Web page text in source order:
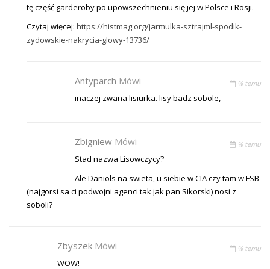
tę część garderoby po upowszechnieniu się jej w Polsce i Rosji.
Czytaj więcej:https://histmag.org/jarmulka-sztrajml-spodik-
zydowskie-nakrycia-glowy-13736/
Antyparch Mówi % temu
inaczej zwana lisiurka. lisy badz sobole,
Zbigniew Mówi % temu
Stad nazwa Lisowczycy?
Ale Daniols na swieta, u siebie w CIA czy tam w FSB
(najgorsi sa ci podwojni agenci tak jak pan Sikorski) nosi z
soboli?
Zbyszek Mówi % temu
WOW!